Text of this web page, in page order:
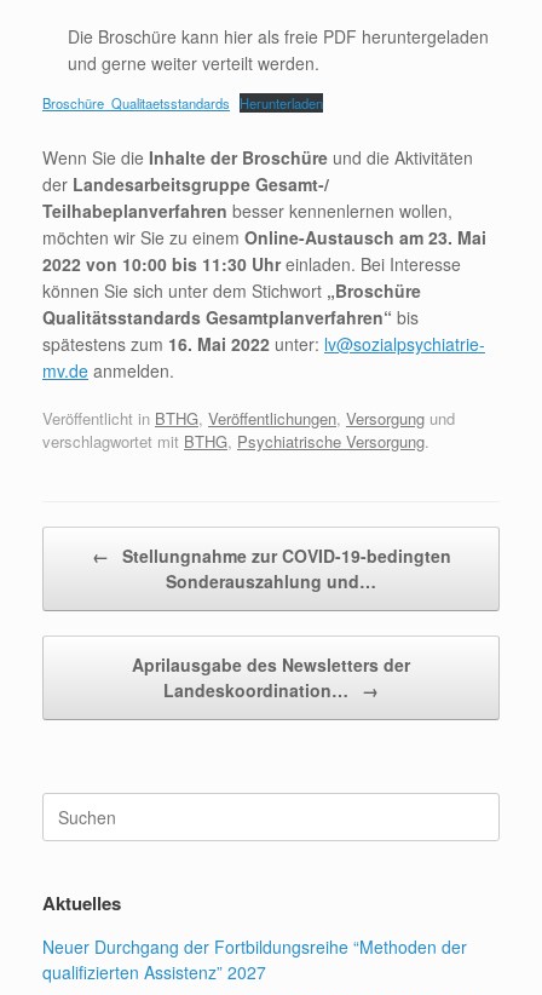
Die Broschüre kann hier als freie PDF heruntergeladen
und gerne weiter verteilt werden.
Broschüre_Qualitaetsstandards Herunterladen
Wenn Sie die Inhalte der Broschüre und die Aktivitäten
der Landesarbeitsgruppe Gesamt-/
Teilhabeplanverfahren besser kennenlernen wollen,
möchten wir Sie zu einem Online-Austausch am 23. Mai
2022 von 10:00 bis 11:30 Uhreinladen. Bei Interesse
können Sie sich unter dem Stichwort „Broschüre
Qualitätsstandards Gesamtplanverfahren“ bis
spätestens zum 16. Mai 2022 unter: lv@sozialpsychiatrie-
mv.de anmelden.
Veröffentlicht in BTHG, Veröffentlichungen, Versorgung und
verschlagwortet mit BTHG, Psychiatrische Versorgung.
← Stellungnahme zur COVID-19-bedingten
Sonderauszahlung und…
Aprilausgabe des Newsletters der
Landeskoordination…
→
nach:
Aktuelles
Neuer Durchgang der Fortbildungsreihe “Methoden der
qualifizierten Assistenz” 2027